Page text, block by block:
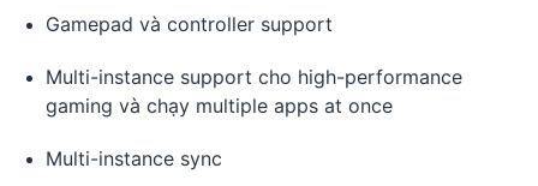
Gamepad và controller support
Multi-instance support cho high-performance
gaming và chạy multiple apps at once
Multi-instance sync